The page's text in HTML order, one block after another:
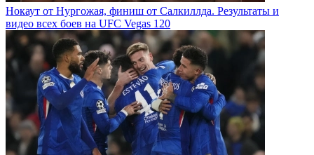
Нокаут от Нургожая, финиш от Салкиллда. Результаты и
видео всех боев на UFC Vegas 120